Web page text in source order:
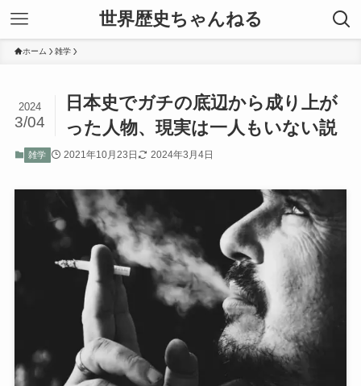
世界歴史ちゃんねる
ホーム 雑学
日本史でガチの底辺から成り上が
った人物、現実は一人もいない説
2024
3/04
雑学 2021年10月23日 2024年3月4日